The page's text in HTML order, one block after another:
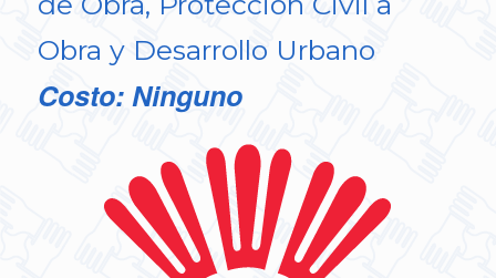
Obra y Desarrollo Urbano
Costo: Ninguno